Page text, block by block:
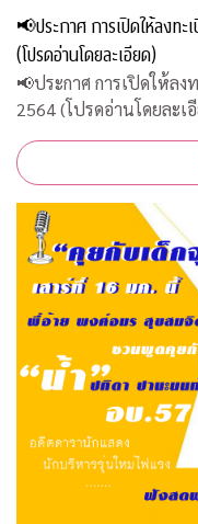
📢ประกาศ การเปิดให้ลงท
(โปรดอ่านโดยละเอียด)
📢ประกาศ การเปิดให้ล
2564 (โปรดอ่านโดยละเ